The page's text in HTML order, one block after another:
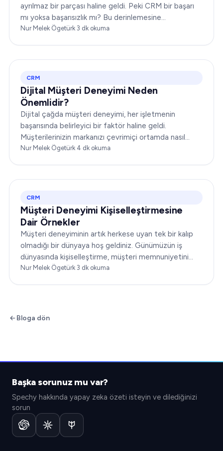
ayrılmaz bir parçası haline geldi. Peki CRM bir başarı
mı yoksa başarısızlık mı? Bu derinlemesine
incelemede, size kapsamlı bir bakış açısı sunmak için
Nur Melek Ögetürk·3 dk okuma
CRM
Dijital Müşteri Deneyimi Neden
Önemlidir?
Dijital çağda müşteri deneyimi, her işletmenin
başarısında belirleyici bir faktör haline geldi.
Müşterilerinizin markanızı çevrimiçi ortamda nasıl
algıladığı ve markanızla nasıl etkileşime geçtiği,
Nur Melek Ögetürk·4 dk okuma
CRM
Müşteri Deneyimi Kişiselleştirmesine
Dair Örnekler
Müşteri deneyiminin artık herkese uyan tek bir kalıp
olmadığı bir dünyaya hoş geldiniz. Günümüzün iş
dünyasında kişiselleştirme, müşteri memnuniyetini
dönüştürmenin anahtarıdır. Bu makale…
Nur Melek Ögetürk·3 dk okuma
Bloga dön
Başka sorunuz mu var?
Spechy hakkında yapay zeka özeti isteyin ve dilediğinizi
sorun